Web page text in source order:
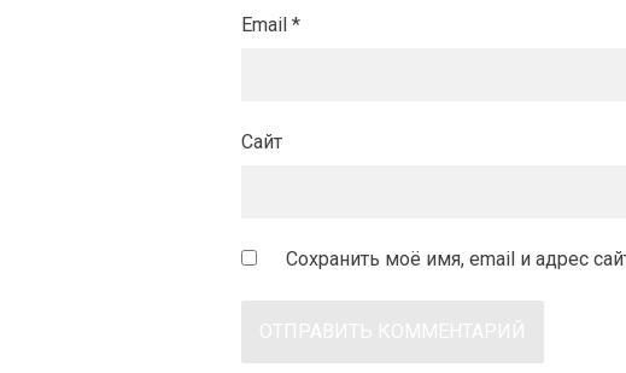
Email *
Сайт
Сохранить моё имя, email и адрес